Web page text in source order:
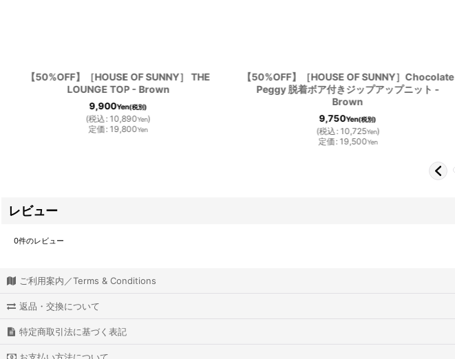
【50%OFF】［HOUSE OF SUNNY］ THE
LOUNGE TOP - Brown
9,900Yen(税別)
(税込: 10,890Yen)
定価: 19,800Yen
【50%OFF】［HOUSE OF SUNNY］Chocolate
Peggy 脱着ボア付きジップアップニット -
Brown
9,750Yen(税別)
(税込: 10,725Yen)
定価: 19,500Yen
レビュー
0件のレビュー
ご利用案内／Terms & Conditions
返品・交換について
特定商取引法に基づく表記